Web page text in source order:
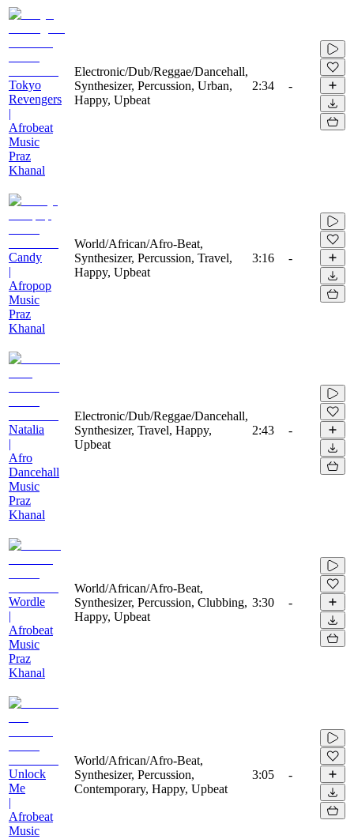
Tokyo
Revengers
|
Afrobeat
Music
Praz
Khanal
Electronic/Dub/Reggae/Dancehall,
Synthesizer, Percussion, Urban,
Happy, Upbeat
2:34 -
Candy
|
Afropop
Music
Praz
Khanal
World/African/Afro-Beat,
Synthesizer, Percussion, Travel,
Happy, Upbeat
3:16 -
Natalia
|
Afro
Dancehall
Music
Praz
Khanal
Electronic/Dub/Reggae/Dancehall,
Synthesizer, Travel, Happy,
Upbeat
2:43 -
Wordle
|
Afrobeat
Music
Praz
Khanal
World/African/Afro-Beat,
Synthesizer, Percussion, Clubbing,
Happy, Upbeat
3:30 -
Unlock
Me
|
Afrobeat
Music
World/African/Afro-Beat,
Synthesizer, Percussion,
Contemporary, Happy, Upbeat
3:05 -